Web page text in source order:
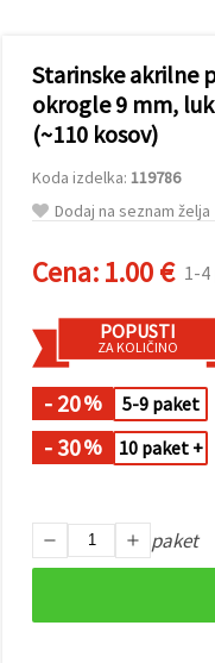
»Sprejmi
vse!« se
lahko
strinjate z
uporabo
vseh
piškotkov.
Ali pa v
Nastavitvah
svoje
preference z
določene
vrste
piškotkov
na gumb
»Shrani«.
Nastavitve
Starinske akrilne
okrogle 9 mm,
(~110 kosov)
Koda izdelka: 119786
Dodaj na seznam želja
Cena:1.00 € 1-
POPUSTI
ZA KOLIČINO
- 20% 5-9 paket
- 30% 10 paket +
paket